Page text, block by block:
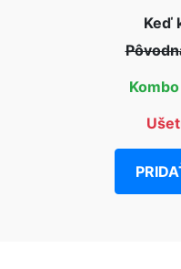
Keď